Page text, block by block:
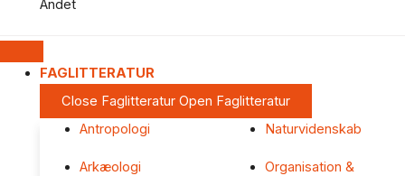
Andet
FAGLITTERATUR
Close Faglitteratur Open Faglitteratur
Antropologi
Arkæologi
Naturvidenskab
Organisation &